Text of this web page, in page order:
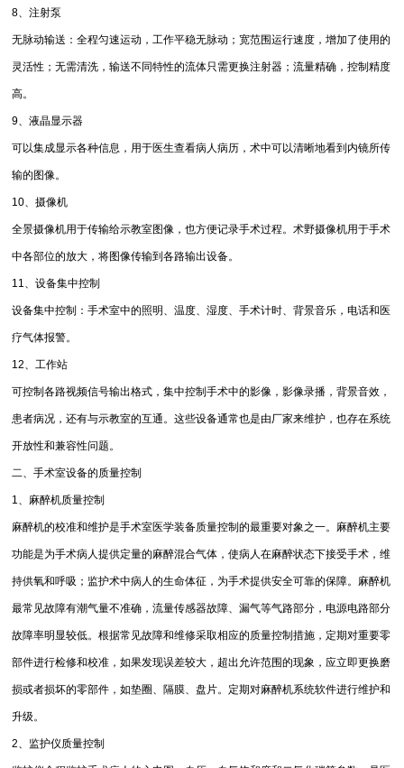
8、注射泵
无脉动输送：全程匀速运动，工作平稳无脉动；宽范围运行速度，增加了使用的
灵活性；无需清洗，输送不同特性的流体只需更换注射器；流量精确，控制精度
高。
9、液晶显示器
可以集成显示各种信息，用于医生查看病人病历，术中可以清晰地看到内镜所传
输的图像。
10、摄像机
全景摄像机用于传输给示教室图像，也方便记录手术过程。术野摄像机用于手术
中各部位的放大，将图像传输到各路输出设备。
11、设备集中控制
设备集中控制：手术室中的照明、温度、湿度、手术计时、背景音乐，电话和医
疗气体报警。
12、工作站
可控制各路视频信号输出格式，集中控制手术中的影像，影像录播，背景音效，
患者病况，还有与示教室的互通。这些设备通常也是由厂家来维护，也存在系统
开放性和兼容性问题。
二、手术室设备的质量控制
1、麻醉机质量控制
麻醉机的校准和维护是手术室医学装备质量控制的最重要对象之一。麻醉机主要
功能是为手术病人提供定量的麻醉混合气体，使病人在麻醉状态下接受手术，维
持供氧和呼吸；监护术中病人的生命体征，为手术提供安全可靠的保障。麻醉机
最常见故障有潮气量不准确，流量传感器故障、漏气等气路部分，电源电路部分
故障率明显较低。根据常见故障和维修采取相应的质量控制措施，定期对重要零
部件进行检修和校准，如果发现误差较大，超出允许范围的现象，应立即更换磨
损或者损坏的零部件，如垫圈、隔膜、盘片。定期对麻醉机系统软件进行维护和
升级。
2、监护仪质量控制